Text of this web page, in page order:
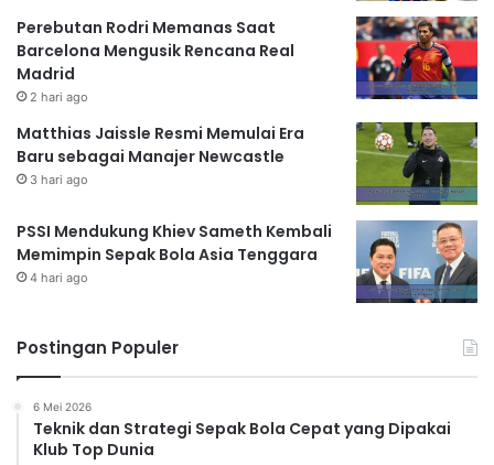
Perebutan Rodri Memanas Saat
Barcelona Mengusik Rencana Real
Madrid
2 hari ago
Matthias Jaissle Resmi Memulai Era
Baru sebagai Manajer Newcastle
3 hari ago
PSSI Mendukung Khiev Sameth Kembali
Memimpin Sepak Bola Asia Tenggara
4 hari ago
Postingan Populer
6 Mei 2026
Teknik dan Strategi Sepak Bola Cepat yang Dipakai
Klub Top Dunia